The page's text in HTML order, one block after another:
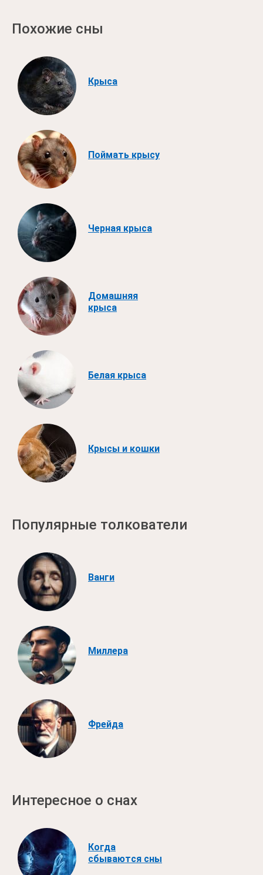
Похожие сны
Крыса
Поймать крысу
Черная крыса
Домашняя
крыса
Белая крыса
Крысы и кошки
Популярные толкователи
Ванги
Миллера
Фрейда
Интересное о снах
Когда
сбываются сны